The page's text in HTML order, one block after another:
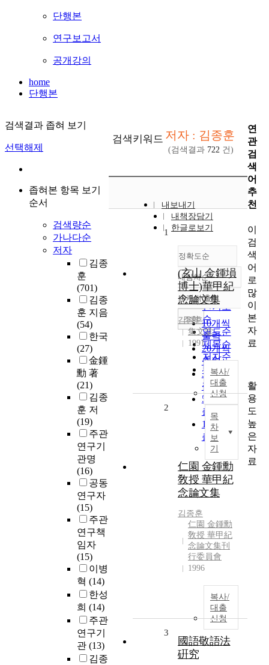
단행본
연구보고서
공개강의
home
단행본
검색결과 좁혀 보기
선택해제
좁혀본 항목 보기
순서
검색량순
가나다순
저자
김종
훈
(701)
김종
훈 지음
(54)
한국
(27)
金鍾
勳 著
(21)
김종
훈 저
(19)
주관
연구기
관명
(16)
공동
연구자
(15)
주관
연구책
임자
(15)
이병
혁 (14)
한성
희 (14)
주관
연구기
관 (13)
김종
검색키워드 저자 : 김종훈
(검색결과 722 건)
내보내기
내책장담기
한글로보기
정확도순
정확도
순
인기도
순
연도순
제목순
저자순
발행기
관순
내림차순
내림차순
10개씩 출력
10개씩
출력
20개씩
출력
30개씩
출력
50개씩
출력
100개씩
출력
조회
1
(玄山 金鍾塤
博士)華甲紀
念論文集
김종훈
集文堂
1991
복사/
대출
신청
목
차
보
기
2
仁園 金鍾勳
敎授 華甲紀
念論文集
김종훈
仁園 金鍾勳
敎授 華甲紀
念論文集刊
行委員會
1996
복사/
대출
신청
3
國語敬語法
硏究
연
관
검
색
어
추
천
이
검
색
어
로
많
이
본
자
료
활
용
도
높
은
자
료